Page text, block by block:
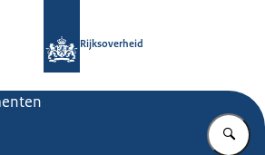
Rijksoverheid